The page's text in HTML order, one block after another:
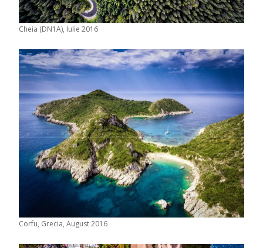
Cheia (DN1A), Iulie 2016
Corfu, Grecia, August 2016